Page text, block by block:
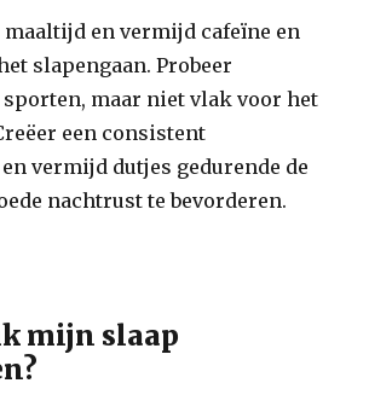
maaltijd en vermijd cafeïne en
slapengaan. Probeer
maar niet vlak voor het
een consistent
vermijd dutjes gedurende de
nachtrust te bevorderen.
mijn slaap